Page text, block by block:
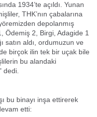
1934’te açıldı. Yunan
THK’nın çabalarına
depolanmış
Ödemiş 2, Birgi, Adagide 1
satın aldı, ordumuzun ve
birçok ilin tek bir uçak bile
bu alandaki
dedi.
bu binayı inşa ettirerek
etti: